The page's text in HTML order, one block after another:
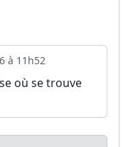
à 11h52
où se trouve